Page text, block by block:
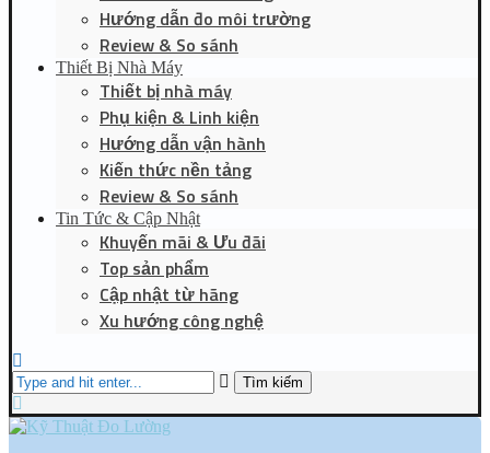
Hướng dẫn đo môi trường
Review & So sánh
Thiết Bị Nhà Máy
Thiết bị nhà máy
Phụ kiện & Linh kiện
Hướng dẫn vận hành
Kiến thức nền tảng
Review & So sánh
Tin Tức & Cập Nhật
Khuyến mãi & Ưu đãi
Top sản phẩm
Cập nhật từ hãng
Xu hướng công nghệ
Tìm kiếm